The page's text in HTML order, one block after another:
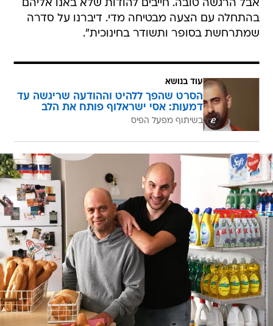
אבל הרגשה טובה. חייבים להודות שלא באנו אליהם
בהתחלה עם הצעה מבטיחה מדי. דיברנו על סדרה
שמתרחשת בסופר ותשודר בחינוכית".
עוד בנושא
הסרט שהפך ללהיט וההודעה שריגשה עד
דמעות: אסי ישראלוף פותח את הלב
בשיתוף מפעל הפיס